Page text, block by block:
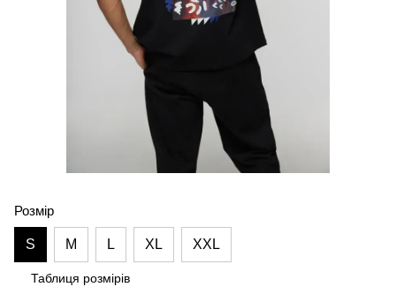
Розмір
S M L XL XXL
Таблиця розмірів